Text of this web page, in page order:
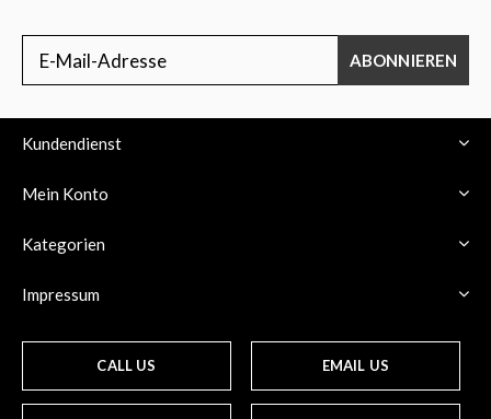
ABONNIEREN
Kundendienst
Mein Konto
Kategorien
Impressum
CALL US EMAIL US